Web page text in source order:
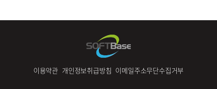
이용약관 개인정보취급방침 이메일주소무단수집거부